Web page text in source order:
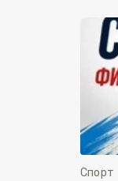
Спорт